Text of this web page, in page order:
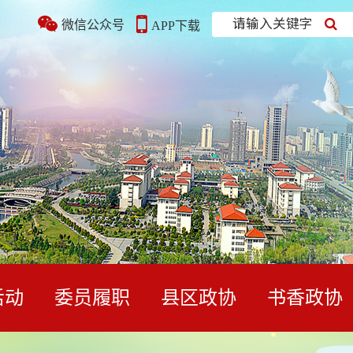
微信公众号 APP下载 请输入关键字
动 委员履职 县区政协 书香政协